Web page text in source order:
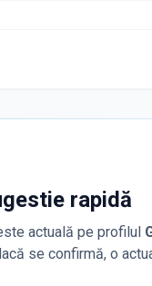
rapidă
actuală pe profilul
se confirmă, o